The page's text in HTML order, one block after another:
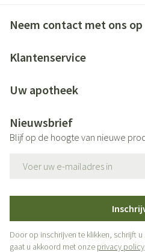
Neem contact met ons op
Klantenservice
Uw apotheek
Nieuwsbrief
Blijf op de hoogte van nieuwe
Door op inschrijven te klikken, schrijft
gaat u akkoord met onze privacy policy